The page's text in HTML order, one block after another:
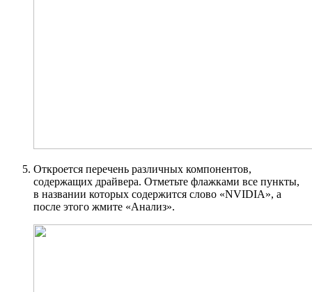
Откроется перечень различных компонентов,
содержащих драйвера. Отметьте флажками все пункты,
в названии которых содержится слово «NVIDIA», а
после этого жмите «Анализ».